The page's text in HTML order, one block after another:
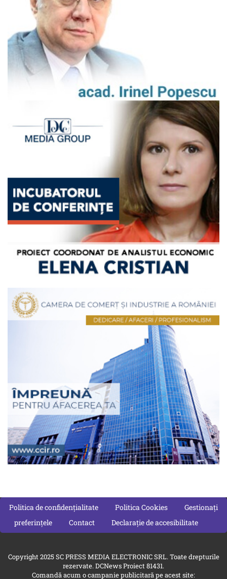
Politica de confidențialitate Politica Cookies
Gestionați
preferințele
Contact Declarație de accesibilitate
Copyright 2025 SC PRESS MEDIA ELECTRONIC SRL. Toate drepturile
rezervate. DCNews Proiect 81431.
Comandă acum o campanie publicitară pe acest site: